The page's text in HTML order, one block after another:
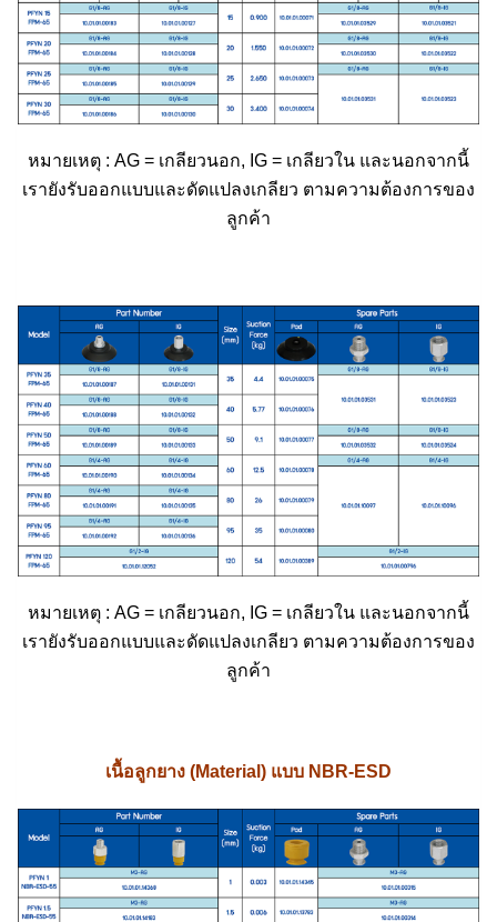
หมายเหตุ : AG = เกลียวนอก, IG = เกลียวใน และนอกจากนี้
เรายังรับออกแบบและดัดแปลงเกลียว ตามความต้องการของ
ลูกค้า
หมายเหตุ : AG = เกลียวนอก, IG = เกลียวใน และนอกจากนี้
เรายังรับออกแบบและดัดแปลงเกลียว ตามความต้องการของ
ลูกค้า
เนื้อลูกยาง (Material) แบบ NBR-ESD